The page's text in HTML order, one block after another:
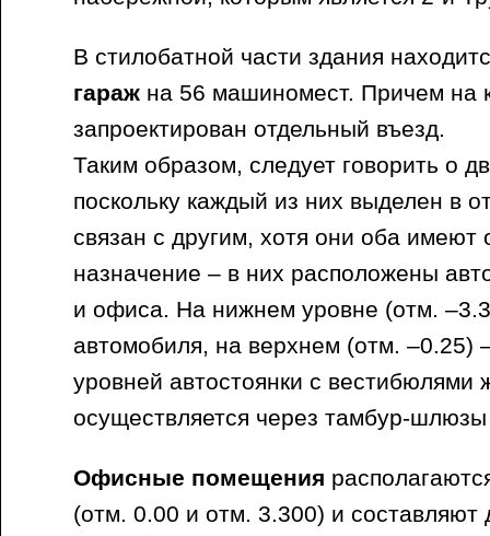
В стилобатной части здания
гараж на 56 машиномест. Причем на
запроектирован отдельный въезд.
Таким образом, следует говорить о
поскольку каждый из них выделен в
связан с другим, хотя они оба имеют
назначение – в них расположены
и офиса. На нижнем уровне (отм.
автомобиля, на верхнем (отм. –0.25)
уровней автостоянки с вестибюлями
осуществляется через тамбур-
Офисные помещения
(отм. 0.00 и отм. 3.300) и составляют